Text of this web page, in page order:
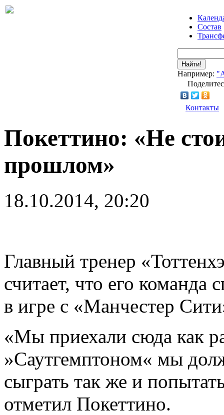
Состав
Найти!
Например:
Контакты
Покеттино: «Не
прошлом»
18.10.2014, 20:20
Главный тренер
считает, что его команда
в игре с «Манчестер
«Мы приехали сюда как
»Саутгемптоном« мы
сыграть так же и
отметил Покеттино.